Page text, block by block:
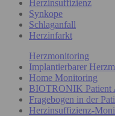
Herzinsuffizienz
Synkope
Schlaganfall
Herzinfarkt
Herzmonitoring
Implantierbarer
Home Monitoring
BIOTRONIK Patient
Fragebogen in der
Herzinsuffizienz-